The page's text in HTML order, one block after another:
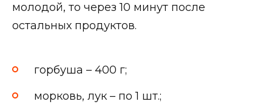
молодой, то через 10 минут после
остальных продуктов.
горбуша – 400 г;
морковь, лук – по 1 шт.;